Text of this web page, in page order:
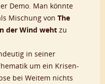
Demo. Man könnte
Mischung von The
der Wind weht zu
in seiner
um ein Krisen-
bei Weitem nichts